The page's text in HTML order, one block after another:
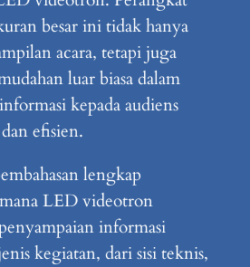
besar ini tidak hanya
acara, tetapi juga
luar biasa dalam
kepada audiens
efisien.
lengkap
LED videotron
informasi
kegiatan, dari sisi teknis,